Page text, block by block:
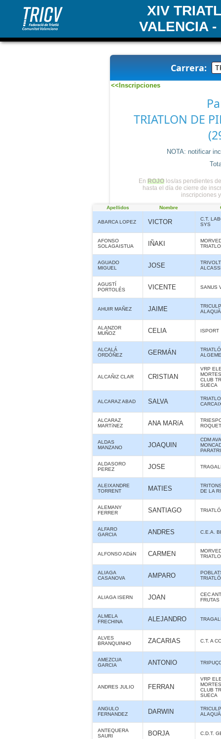
XIV
VALENCIA -
Carrera:
<<Inscripciones
TRIATLON DE
NOTA: notificar
EnROJO los/as pendientes
hasta el día de cierre de
inscripciones
Apellidos Nombre
ABARCA LOPEZ VICTOR
C.T.
SYS
AFONSO
SOLAGAISTUA
IÑAKI
AGUADO
MIGUEL
JOSE
AGUSTÍ
PORTOLÉS
VICENTE SANUS
AHUIR MAÑEZ JAIME
ALANZOR
MUÑOZ
CELIA ISPORT
ALCALÁ
ORDÓÑEZ
GERMÁN
ALCAÑIZ CLAR CRISTIAN
VRP
CLUB
SUECA
ALCARAZ ABAD SALVA
TRIATLO
ALCARAZ
MARTíNEZ
ANA MARíA
ALDAS
MANZANO
JOAQUIN
CDM
ALDASORO
PEREZ
JOSE
ALEIXANDRE
TORRENT
MATIES
DE LA
ALEMANY
FERRER
SANTIAGO
ALFARO
GARCIA
ANDRES C.E.A.
ALFONSO ADáN CARMEN
ALIAGA
CASANOVA
AMPARO
TRIATLÓ
ALIAGA ISERN JOAN
CEC
ALMELA
FRECHINA
ALEJANDRO
ALVES
BRANQUINHO
ZACARIAS C.T. A
AMEZCUA
GARCIA
ANTONIO
ANDRES JULIO FERRAN
VRP
CLUB
SUECA
ANGULO
FERNANDEZ
DARWIN
ANTEQUERA
SAURI
BORJA C.D.T.